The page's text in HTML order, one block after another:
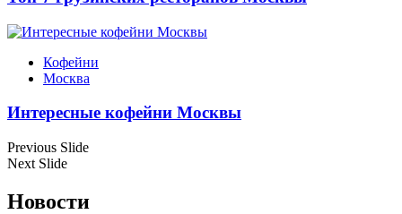
Кофейни
Москва
Интересные кофейни Москвы
Previous Slide
Next Slide
Новости